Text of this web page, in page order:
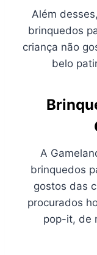
Além
brinquedos
criança não
belo
A
brinquedos
gostos das
procurados
pop-it, de